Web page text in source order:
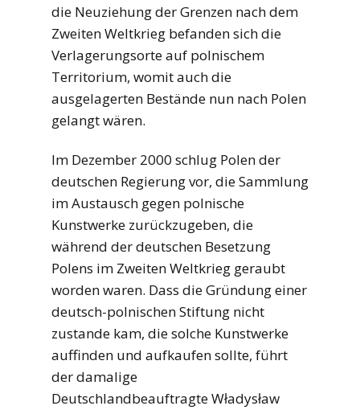
die Neuziehung der Grenzen nach dem
Zweiten Weltkrieg befanden sich die
Verlagerungsorte auf polnischem
Territorium, womit auch die
ausgelagerten Bestände nun nach Polen
gelangt wären.
Im Dezember 2000 schlug Polen der
deutschen Regierung vor, die Sammlung
im Austausch gegen polnische
Kunstwerke zurückzugeben, die
während der deutschen Besetzung
Polens im Zweiten Weltkrieg geraubt
worden waren. Dass die Gründung einer
deutsch-polnischen Stiftung nicht
zustande kam, die solche Kunstwerke
auffinden und aufkaufen sollte, führt
der damalige
Deutschlandbeauftragte Władysław